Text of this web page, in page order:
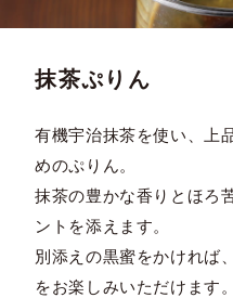
抹茶ぷりん
有機宇治抹茶を使い、上
めのぷりん。
抹茶の豊かな香りとほろ
ントを添えます。
別添えの黒蜜をかければ
をお楽しみいただけます。